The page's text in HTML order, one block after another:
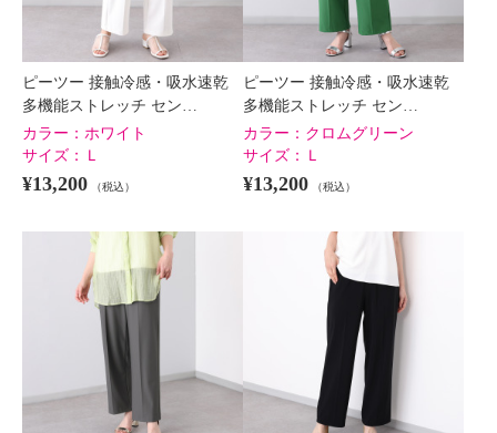
ピーツー 接触冷感・吸水速乾
多機能ストレッチ セン…
カラー： ホワイト
サイズ：
Ｌ
¥13,200 （税込）
ピーツー 接触冷感・吸水速乾
多機能ストレッチ セン…
カラー： クロムグリーン
サイズ：
Ｌ
¥13,200 （税込）